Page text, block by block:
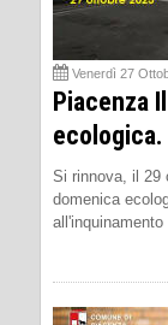
Venerdì 27
Piacenza
Si rinnova, il 29
domenica
all'inquinamento